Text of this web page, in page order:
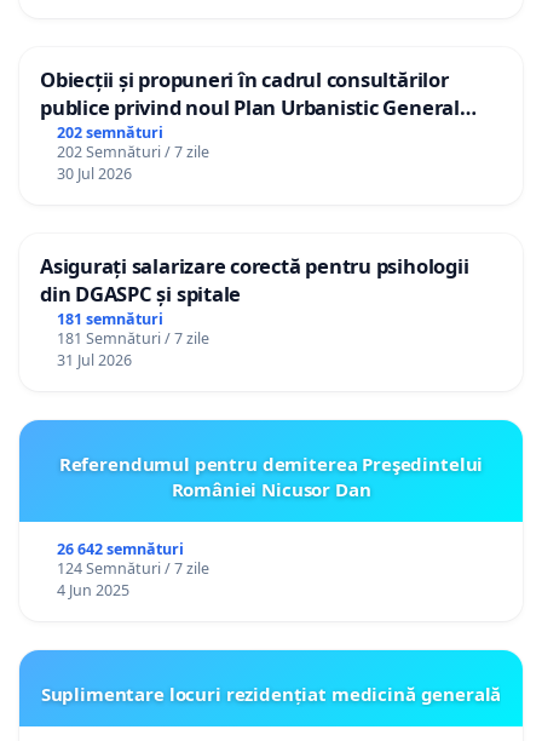
Obiecții și propuneri în cadrul consultărilor
publice privind noul Plan Urbanistic General
(PUG) Ialoveni
202 semnături
202 Semnături / 7 zile
30 Jul 2026
Asigurați salarizare corectă pentru psihologii
din DGASPC și spitale
181 semnături
181 Semnături / 7 zile
31 Jul 2026
Referendumul pentru demiterea Preşedintelui
României Nicusor Dan
26 642 semnături
124 Semnături / 7 zile
4 Jun 2025
Suplimentare locuri rezidențiat medicină generală